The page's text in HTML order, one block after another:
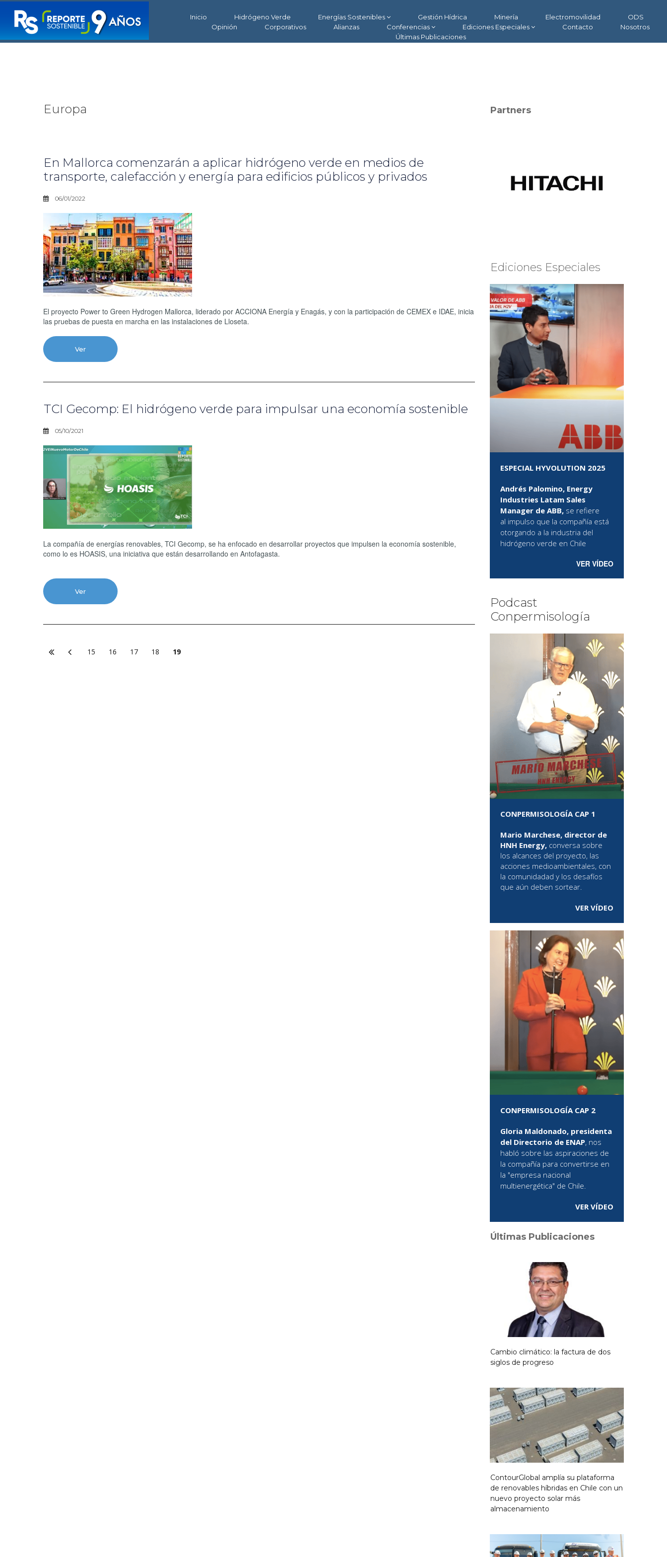
Inicio Hidrógeno Verde Energías Sostenibles Gestión Hídrica Minería Electromovilidad
ODS
Opinión
Corporativos Alianzas Conferencias Ediciones Especiales Contacto
Nosotros
Últimas Publicaciones
Europa
En Mallorca comenzarán a aplicar hidrógeno verde en medios de
transporte, calefacción y energía para edificios públicos y privados
06/01/2022
El proyecto Power to Green Hydrogen Mallorca, liderado por ACCIONA Energía y Enagás, y con la participación de CEMEX e IDAE, inicia
las pruebas de puesta en marcha en las instalaciones de Lloseta.
Ver
TCI Gecomp: El hidrógeno verde para impulsar una economía sostenible
05/10/2021
La compañía de energías renovables, TCI Gecomp, se ha enfocado en desarrollar proyectos que impulsen la economía sostenible,
como lo es HOASIS, una iniciativa que están desarrollando en Antofagasta.
Ver
15 16 17 18 19
Partners
Ediciones Especiales
ESPECIAL HYVOLUTION 2025
Andrés Palomino, Energy
Industries Latam Sales
Manager de ABB, se refiere
al impulso que la compañía está
otorgando a la industria del
hidrógeno verde en Chile
VER VÍDEO
Podcast
Conpermisología
CONPERMISOLOGÍA CAP 1
Mario Marchese, director de
HNH Energy, conversa sobre
los alcances del proyecto, las
acciones medioambientales, con
la comunidadad y los desafíos
que aún deben sortear.
VER VÍDEO
CONPERMISOLOGÍA CAP 2
Gloria Maldonado, presidenta
del Directorio de ENAP, nos
habló sobre las aspiraciones de
la compañía para convertirse en
la "empresa nacional
multienergética" de Chile.
VER VÍDEO
Últimas Publicaciones
Cambio climático: la factura de dos
siglos de progreso
ContourGlobal amplía su plataforma
de renovables híbridas en Chile con un
nuevo proyecto solar más
almacenamiento